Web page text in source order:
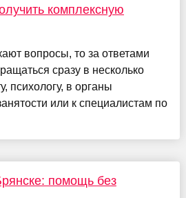
комплексную
вопросы, то за ответами
сразу в несколько
психологу, в органы
или к специалистам по
помощь без